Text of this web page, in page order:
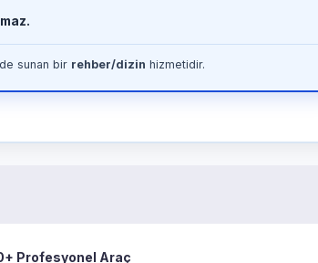
sunan bir rehber/dizin hizmetidir.
Profesyonel Araç